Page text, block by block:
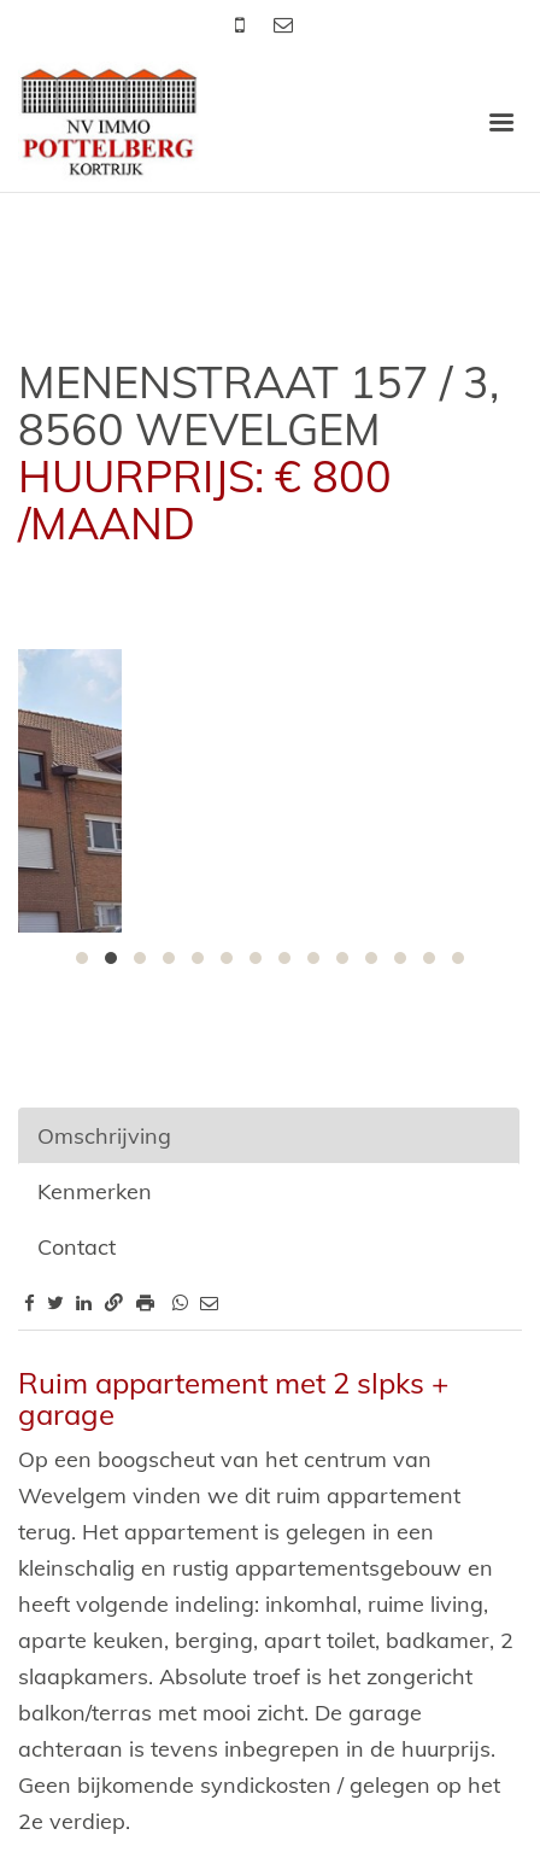
MENENSTRAAT 157 / 3,
8560 WEVELGEM
HUURPRIJS: € 800
/MAAND
Omschrijving
Kenmerken
Contact
Omschrijving
Ruim appartement met 2 slpks +
garage
Op een boogscheut van het centrum van
Wevelgem vinden we dit ruim appartement
terug. Het appartement is gelegen in een
kleinschalig en rustig appartementsgebouw en
heeft volgende indeling: inkomhal, ruime living,
aparte keuken, berging, apart toilet, badkamer, 2
slaapkamers. Absolute troef is het zongericht
balkon/terras met mooi zicht. De garage
achteraan is tevens inbegrepen in de huurprijs.
Geen bijkomende syndickosten / gelegen op het
2e verdiep.